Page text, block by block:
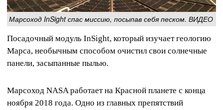
Марсоход InSight спас миссию, посыпав себя песком. ВИДЕО
Посадочный модуль InSight, который изучает геологию
Марса, необычным способом очистил свои солнечные
панели, засыпанные пылью.
Марсоход NASA работает на Красной планете с конца
ноября 2018 года. Одно из главных препятствий